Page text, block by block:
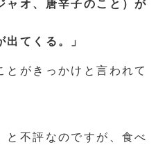
ャオ、唐辛子のこと）が
てくる。」
とがきっかけと言われて
と不評なのですが、食べ